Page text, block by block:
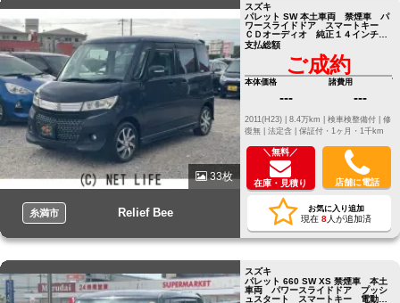
33枚
糸満市 Relief Bee
スズキ
パレット SW 本土車両 禁煙車 パ
ワースライドドア スマートキー
ＣＤオーディオ 純正１４インチア
ルミホイール
支払総額
ご成約
本体価格
---
諸費用
---
修
復無 | 法定含 | 保証付・1ヶ月・1千km
＼無料／
在庫・見積り 店舗に電話
お気に入り追加
現在 8人が追加済
スズキ
パレット 660 SW XS 禁煙車 本土
車両 パワースライドドア プッシ
ュスタート スマートキー 電動格